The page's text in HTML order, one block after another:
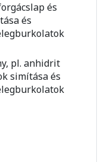
és
és
pl. anhidrit
simítása és